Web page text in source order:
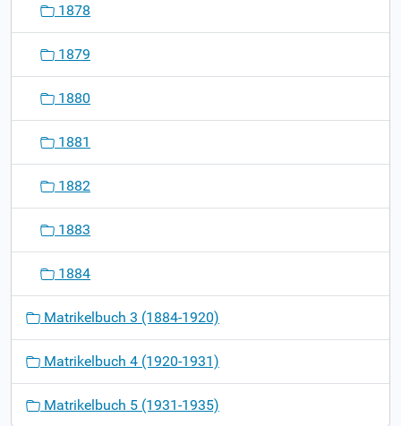
1878
1879
1880
1881
1882
1883
1884
Matrikelbuch 3 (1884-1920)
Matrikelbuch 4 (1920-1931)
Matrikelbuch 5 (1931-1935)